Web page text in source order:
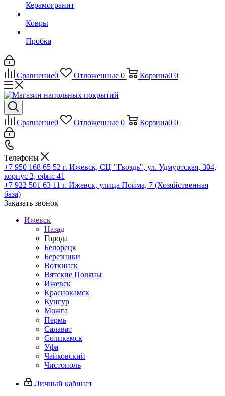
Керамогранит
Ковры
Пробка
Сравнение0 Отложенные 0 Корзина0 0
Сравнение0 Отложенные 0 Корзина0 0
Телефоны
+7 950 168 65 52 г. Ижевск, СЦ "Гвоздь", ул. Удмуртская, 304,
корпус 2, офис 41
+7 922 501 63 11 г. Ижевск, улица Пойма, 7 (Хозяйственная
база)
Заказать звонок
Ижевск
Назад
Города
Белорецк
Березники
Воткинск
Вятские Поляны
Ижевск
Краснокамск
Кунгур
Можга
Пермь
Салават
Соликамск
Уфа
Чайковский
Чистополь
Личный кабинет